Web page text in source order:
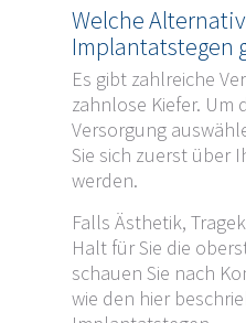
Welche
Implantatstegen
Es gibt zahlreiche
zahnlose Kiefer. Um
Versorgung
Sie sich zuerst über
werden.
Falls Ästhetik,
Halt für Sie die
schauen Sie nach
wie den hier